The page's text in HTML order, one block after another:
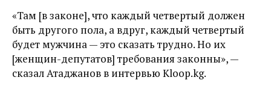
«Там [в законе], что каждый четвертый должен
быть другого пола, а вдруг, каждый четвертый
будет мужчина — это сказать трудно. Но их
[женщин-депутатов] требования законны», —
сказал Атаджанов в интервью Kloop.kg.